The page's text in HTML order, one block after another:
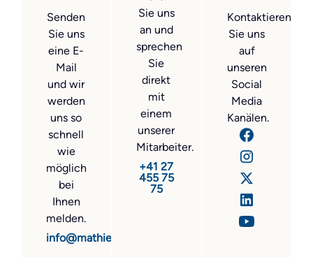
Senden
Sie uns
eine E-
Mail
und wir
werden
uns so
schnell
wie
möglich
bei
Ihnen
melden.
info@mathier.com
Sie uns
an und
sprechen
Sie
direkt
mit
einem
unserer
Mitarbeiter.
+41 27
455 75
75
Kontaktieren
Sie uns
auf
unseren
Social
Media
Kanälen.